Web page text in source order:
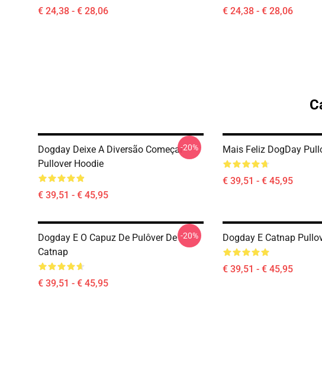
€ 24,38 - € 28,06 € 24,38 - € 28,06
Dogday Deixe A Diversão Começar
Pullover Hoodie
€ 39,51 - € 45,95
-20% Mais Feliz DogDay
€ 39,51 - € 45,95
Dogday E O Capuz De Pulôver De
Catnap
€ 39,51 - € 45,95
-20% Dogday E Catnap
€ 39,51 - € 45,95